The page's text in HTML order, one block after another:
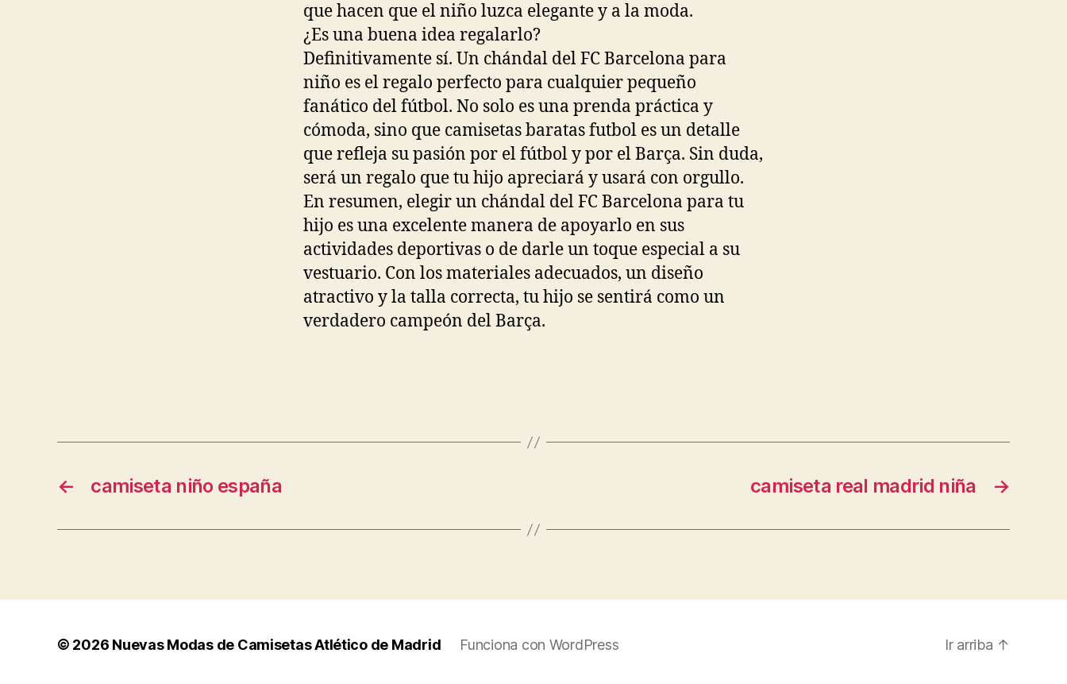
que hacen que el niño luzca elegante y a la moda.
¿Es una buena idea regalarlo?
Definitivamente sí. Un chándal del FC Barcelona para
niño es el regalo perfecto para cualquier pequeño
fanático del fútbol. No solo es una prenda práctica y
cómoda, sino que camisetas baratas futbol es un detalle
que refleja su pasión por el fútbol y por el Barça. Sin duda,
será un regalo que tu hijo apreciará y usará con orgullo.
En resumen, elegir un chándal del FC Barcelona para tu
hijo es una excelente manera de apoyarlo en sus
actividades deportivas o de darle un toque especial a su
vestuario. Con los materiales adecuados, un diseño
atractivo y la talla correcta, tu hijo se sentirá como un
verdadero campeón del Barça.
← camiseta niño españa →
camiseta real madrid niña
© 2026 Nuevas Modas de Camisetas Atlético de Madrid Funciona con WordPress Ir arriba ↑